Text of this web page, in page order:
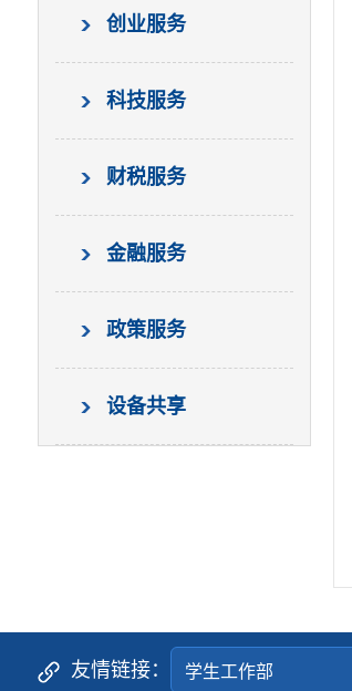
创业服务
科技服务
财税服务
金融服务
政策服务
设备共享
友情链接：